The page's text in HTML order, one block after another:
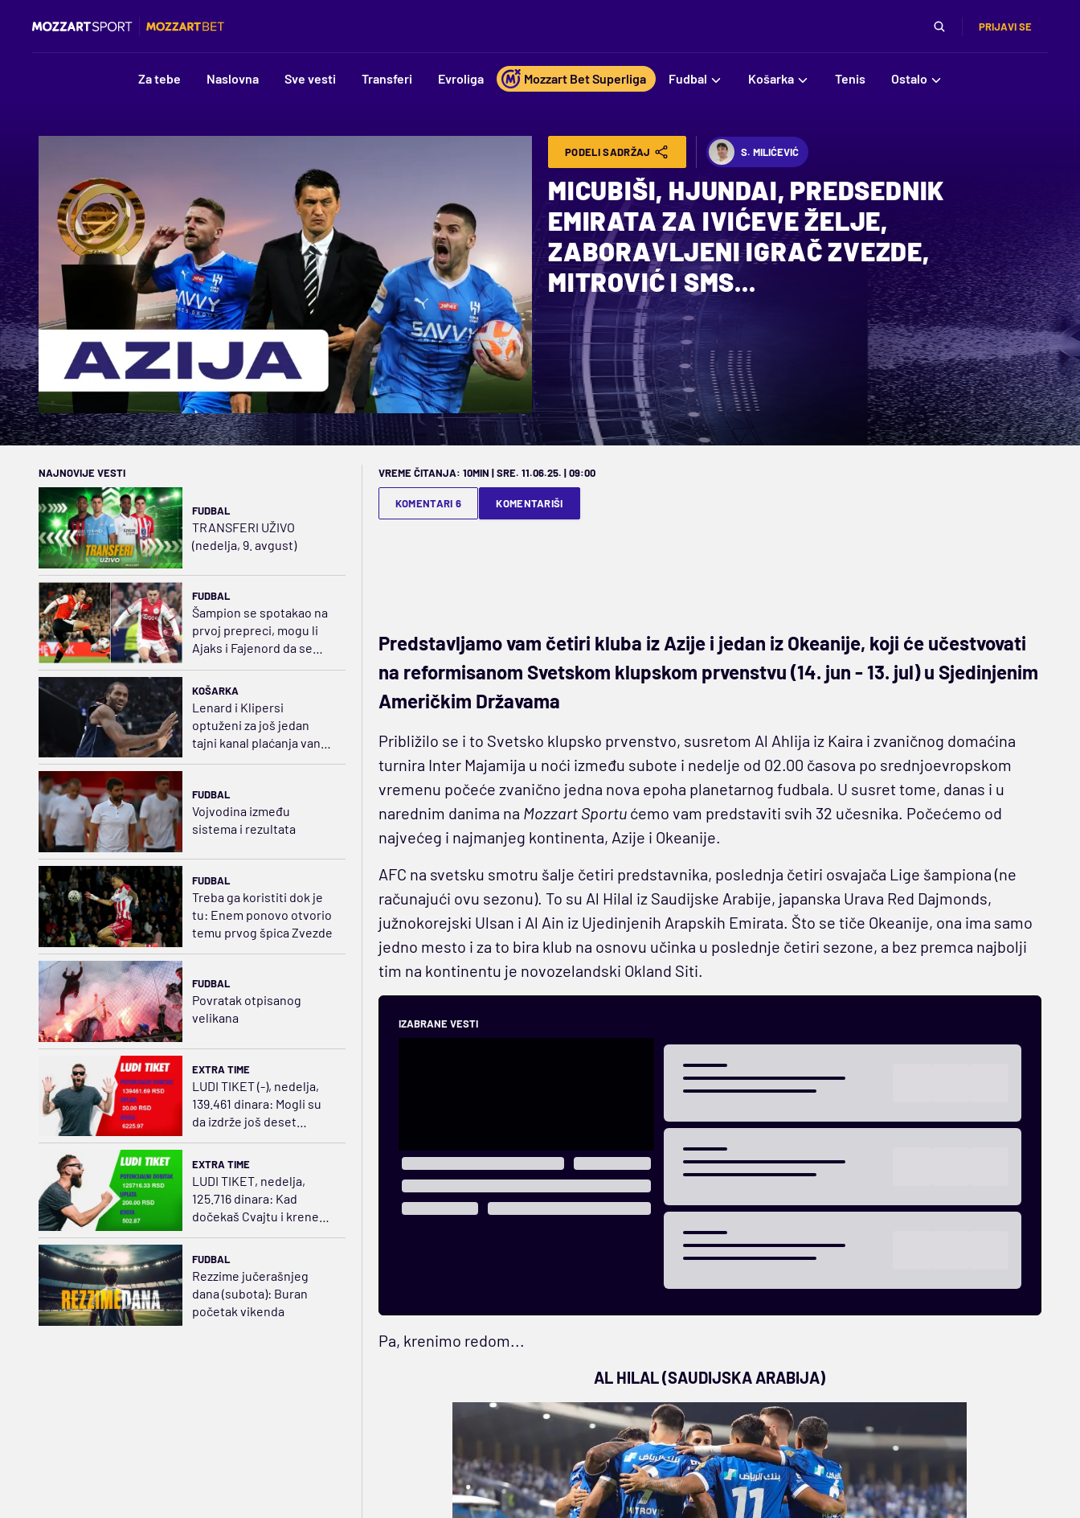
PRIJAVI SE
Za tebe Naslovna Sve vesti Transferi Evroliga Mozzart Bet Superliga Fudbal Košarka Tenis Ostalo
PODELI SADRŽAJ S. MILIĆEVIĆ
MICUBIŠI, HJUNDAI, PREDSEDNIK
EMIRATA ZA IVIĆEVE ŽELJE,
ZABORAVLJENI IGRAČ ZVEZDE,
MITROVIĆ I SMS...
NAJNOVIJE VESTI
FUDBAL
TRANSFERI UŽIVO
(nedelja, 9. avgust)
FUDBAL
Šampion se spotakao na
prvoj prepreci, mogu li
Ajaks i Fajenord da se
KOŠARKA
Lenard i Klipersi
optuženi za još jedan
tajni kanal plaćanja van
seleri kepa
FUDBAL
Vojvodina između
sistema i rezultata
FUDBAL
Treba ga koristiti dok je
tu: Enem ponovo otvorio
temu prvog špica Zvezde
FUDBAL
Povratak otpisanog
velikana
EXTRA TIME
LUDI TIKET (-), nedelja,
139.461 dinara: Mogli su
da izdrže još deset
minuta
EXTRA TIME
LUDI TIKET, nedelja,
125.716 dinara: Kad
dočekaš Cvajtu i kreneš
FUDBAL
Rezzime jučerašnjeg
dana (subota): Buran
početak vikenda
VREME ČITANJA: 10MIN | SRE. 11.06.25. | 09:00
KOMENTARI 6 KOMENTARIŠI
Predstavljamo vam četiri kluba iz Azije i jedan iz Okeanije, koji će učestvovati
na reformisanom Svetskom klupskom prvenstvu (14. jun - 13. jul) u Sjedinjenim
Američkim Državama
Približilo se i to Svetsko klupsko prvenstvo, susretom Al Ahlija iz Kaira i zvaničnog domaćina
turnira Inter Majamija u noći između subote i nedelje od 02.00 časova po srednjoevropskom
vremenu počeće zvanično jedna nova epoha planetarnog fudbala. U susret tome, danas i u
narednim danima na Mozzart Sportućemo vam predstaviti svih 32 učesnika. Počećemo od
najvećeg i najmanjeg kontinenta, Azije i Okeanije.
AFC na svetsku smotru šalje četiri predstavnika, poslednja četiri osvajača Lige šampiona (ne
računajući ovu sezonu). To su Al Hilal iz Saudijske Arabije, japanska Urava Red Dajmonds,
južnokorejski Ulsan i Al Ain iz Ujedinjenih Arapskih Emirata. Što se tiče Okeanije, ona ima samo
jedno mesto i za to bira klub na osnovu učinka u poslednje četiri sezone, a bez premca najbolji
tim na kontinentu je novozelandski Okland Siti.
IZABRANE VESTI
Pa, krenimo redom...
AL HILAL (SAUDIJSKA ARABIJA)